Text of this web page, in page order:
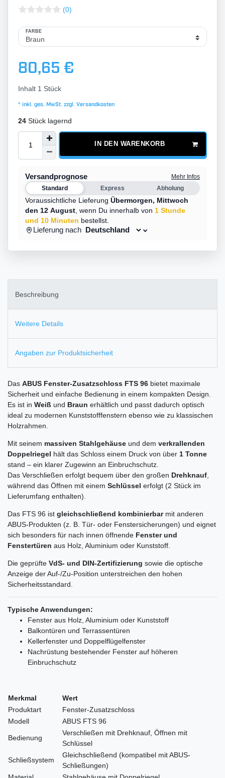
(0)
FARBE
80,65 €
Inhalt 1 Stück
* inkl. ges. MwSt. zzgl. Versandkosten
24 Stück lagernd
IN DEN WARENKORB
Versandprognose
Mehr Infos
Standard
Express Abholung
Voraussichtliche Lieferung Übermorgen, Mittwoch
den 12 August, wenn Du innerhalb von 1 Stunde
und 10 Minuten bestellst.
Lieferung nach
Beschreibung
Weitere Details
Angaben zur Produktsicherheit
Das ABUS Fenster-Zusatzschloss FTS 96 bietet maximale
Sicherheit und einfache Bedienung in einem kompakten Design.
Es ist in Weiß und Braun erhältlich und passt dadurch optisch
ideal zu modernen Kunststofffenstern ebenso wie zu klassischen
Holzrahmen.
Mit seinem massiven Stahlgehäuse und dem verkrallenden
Doppelriegel hält das Schloss einem Druck von über 1 Tonne
stand – ein klarer Zugewinn an Einbruchschutz.
Das Verschließen erfolgt bequem über den großen Drehknauf,
während das Öffnen mit einem Schlüssel erfolgt (2 Stück im
Lieferumfang enthalten).
Das FTS 96 ist gleichschließend kombinierbarmit anderen
ABUS-Produkten (z. B. Tür- oder Fenstersicherungen) und eignet
sich besonders für nach innen öffnende Fenster und
Fenstertüren aus Holz, Aluminium oder Kunststoff.
Die geprüfte VdS- und DIN-Zertifizierung sowie die optische
Anzeige der Auf-/Zu-Position unterstreichen den hohen
Sicherheitsstandard.
Typische Anwendungen:
Fenster aus Holz, Aluminium oder Kunststoff
Balkontüren und Terrassentüren
Kellerfenster und Doppelflügelfenster
Nachrüstung bestehender Fenster auf höheren
Einbruchschutz
Merkmal
Wert
Produktart
Fenster-Zusatzschloss
Modell
ABUS FTS 96
Bedienung
Verschließen mit Drehknauf, Öffnen mit
Schlüssel
Schließsystem
Gleichschließend (kompatibel mit ABUS-
Schließungen)